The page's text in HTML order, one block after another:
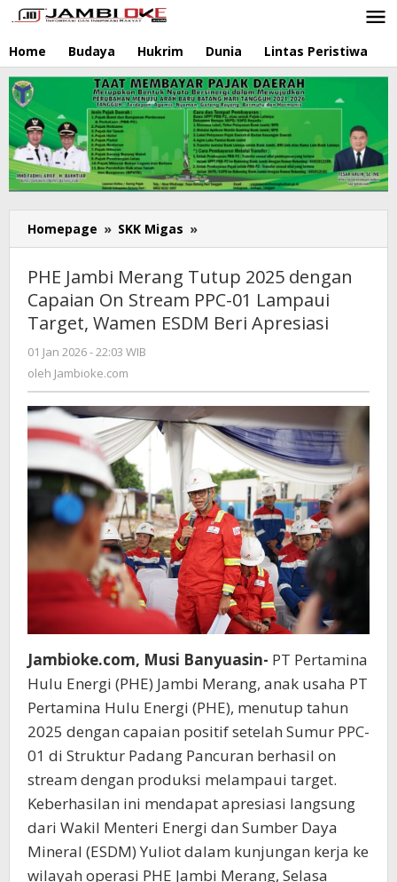
Lewati
ke
konten
Home Budaya Hukrim Dunia Lintas Peristiwa
Homepage » SKK Migas »
Jambi
Tutup
2025
dengan
PPC-
01
Lampaui
Target,
Wamen
ESDM
Beri
Apresiasi
PHE Jambi Merang Tutup 2025 dengan
Capaian On Stream PPC-01 Lampaui
Target, Wamen ESDM Beri Apresiasi
01 Jan 2026 - 22:03 WIB
oleh Jambioke.com
Jambioke.com, Musi Banyuasin- PT Pertamina
Hulu Energi (PHE) Jambi Merang, anak usaha PT
Pertamina Hulu Energi (PHE), menutup tahun
2025 dengan capaian positif setelah Sumur PPC-
01 di Struktur Padang Pancuran berhasil on
stream dengan produksi melampaui target.
Keberhasilan ini mendapat apresiasi langsung
dari Wakil Menteri Energi dan Sumber Daya
Mineral (ESDM) Yuliot dalam kunjungan kerja ke
wilayah operasi PHE Jambi Merang, Selasa